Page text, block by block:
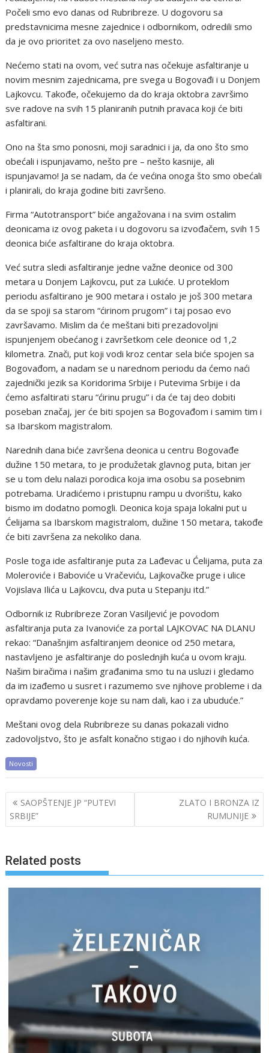
Počeli smo evo danas od Rubribreze. U dogovoru sa
predstavnicima mesne zajednice i odbornikom, odredili smo
da je ovo prioritet za ovo naseljeno mesto.
Nećemo stati na ovom, već sutra nas očekuje asfaltiranje u
novim mesnim zajednicama, pre svega u Bogovađi i u Donjem
Lajkovcu. Takođe, očekujemo da do kraja oktobra završimo
sve radove na svih 15 planiranih putnih pravaca koji će biti
asfaltirani.
Ono na šta smo ponosni, moji saradnici i ja, da ono što smo
obećali i ispunjavamo, nešto pre – nešto kasnije, ali
ispunjavamo! Ja se nadam, da će većina onoga što smo obećali
i planirali, do kraja godine biti završeno.
Firma “Autotransport” biće angažovana i na svim ostalim
deonicama iz ovog paketa i u dogovoru sa izvođačem, svih 15
deonica biće asfaltirane do kraja oktobra.
Već sutra sledi asfaltiranje jedne važne deonice od 300
metara u Donjem Lajkovcu, put za Lukiće. U proteklom
periodu asfaltirano je 900 metara i ostalo je još 300 metara
da se spoji sa starom “ćirinom prugom” i taj posao evo
završavamo. Mislim da će meštani biti prezadovoljni
ispunjenjem obećanog i završetkom cele deonice od 1,2
kilometra. Znači, put koji vodi kroz centar sela biće spojen sa
Bogovađom, a nadam se u narednom periodu da ćemo naći
zajednički jezik sa Koridorima Srbije i Putevima Srbije i da
ćemo asfaltirati staru “ćirinu prugu” i da će taj deo dobiti
poseban značaj, jer će biti spojen sa Bogovađom i samim tim i
sa Ibarskom magistralom.
Narednih dana biće završena deonica u centru Bogovađe
dužine 150 metara, to je produžetak glavnog puta, bitan jer
se u tom delu nalazi porodica koja ima osobu sa posebnim
potrebama. Uradićemo i pristupnu rampu u dvorištu, kako
bismo im dodatno pomogli. Deonica koja spaja lokalni put u
Ćelijama sa Ibarskom magistralom, dužine 150 metara, takođe
će biti završena za nekoliko dana.
Posle toga ide asfaltiranje puta za Lađevac u Ćelijama, puta za
Moleroviće i Baboviće u Vračeviću, Lajkovačke pruge i ulice
Vojislava Ilića u Lajkovcu, dva puta u Stepanju itd.”
Odbornik iz Rubribreze Zoran Vasiljević je povodom
asfaltiranja puta za Ivanoviće za portal LAJKOVAC NA DLANU
rekao: “Današnjim asfaltiranjem deonice od 250 metara,
nastavljeno je asfaltiranje do poslednjih kuća u ovom kraju.
Našim biračima i našim građanima smo tu na usluzi i gledamo
da im izađemo u susret i razumemo sve njihove probleme i da
opravdamo poverenje koje su nam dali, kao i za ubuduće.”
Meštani ovog dela Rubribreze su danas pokazali vidno
zadovoljstvo, što je asfalt konačno stigao i do njihovih kuća.
Novosti
Post
navigation
SAOPŠTENJE JP “PUTEVI
SRBIJE”
ZLATO I BRONZA IZ
RUMUNIJE
Related posts